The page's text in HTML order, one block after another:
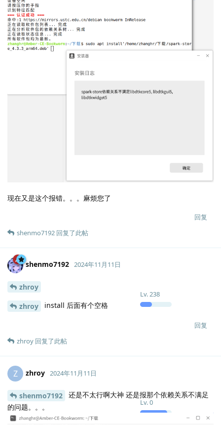
现在又是这个报错。。。麻烦您了
回复
shenmo7192 回复了此帖
shenmo7192
Lv. 238
2024年11月11日
zhroy
zhroy install 后面有个空格
回复
zhroy 回复了此帖
Z zhroy
Lv.0
2024年11月11日
shenmo7192
还是不太行啊大神 还是报那个依赖关系不满足
的问题。。。